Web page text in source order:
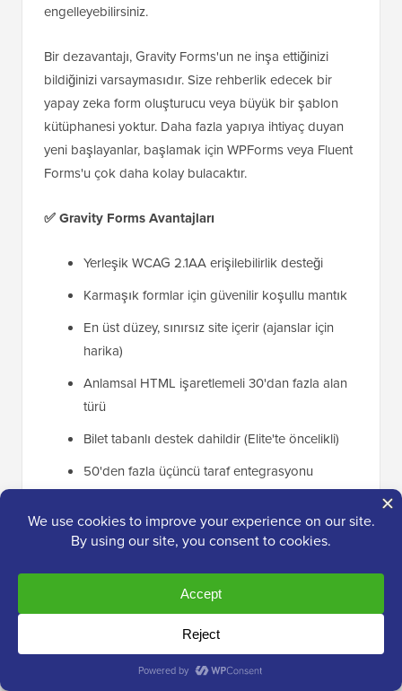
engelleyebilirsiniz.
Bir dezavantajı, Gravity Forms'un ne inşa ettiğinizi
bildiğinizi varsaymasıdır. Size rehberlik edecek bir
yapay zeka form oluşturucu veya büyük bir şablon
kütüphanesi yoktur. Daha fazla yapıya ihtiyaç duyan
yeni başlayanlar, başlamak için WPForms veya Fluent
Forms'u çok daha kolay bulacaktır.
✅ Gravity Forms Avantajları
Yerleşik WCAG 2.1AA erişilebilirlik desteği
Karmaşık formlar için güvenilir koşullu mantık
En üst düzey, sınırsız site içerir (ajanslar için
harika)
Anlamsal HTML işaretlemeli 30'dan fazla alan
türü
Bilet tabanlı destek dahildir (Elite'te öncelikli)
50'den fazla üçüncü taraf entegrasyonu
❌ Gravity Forms Eksileri
Yeni başlayanlar için daha dik öğrenme eğrisi
Rakiplerden daha az önceden oluşturulmuş